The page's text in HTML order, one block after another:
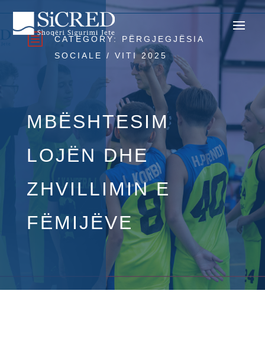
b CATEGORY: PËRGJEGJËSIA
SOCIALE
/ VITI 2025
MBËSHTESIM
LOJËN DHE
ZHVILLIMIN E
FËMIJËVE